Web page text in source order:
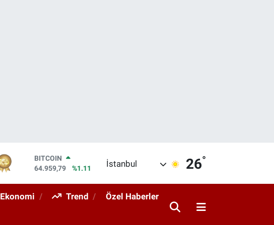
DOLAR
47,7436
%0.18
STERLİN
İstanbul 26°
Ekonomi Trend Özel Haberler